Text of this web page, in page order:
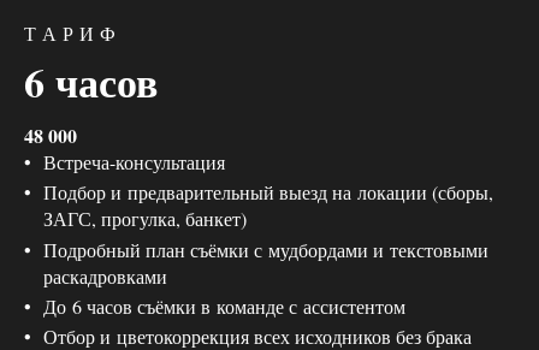
Т А Р И Ф
6 часов
48 000
Встреча-консультация
Подбор и предварительный выезд на локации (сборы,
ЗАГС, прогулка, банкет)
Подробный план съёмки с мудбордами и текстовыми
раскадровками
До 6 часов съёмки в команде с ассистентом
Отбор и цветокоррекция всех исходников без брака